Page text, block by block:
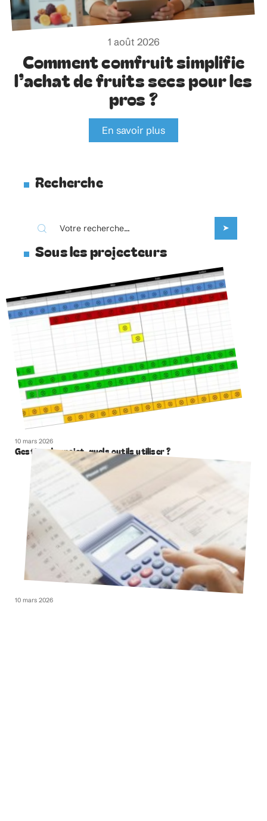
1 août 2026
Comment comfruit simplifie
l’achat de fruits secs pour les
pros ?
En savoir plus
Recherche
Sous les projecteurs
10 mars 2026
Gestion de projet, quels outils utiliser ?
10 mars 2026